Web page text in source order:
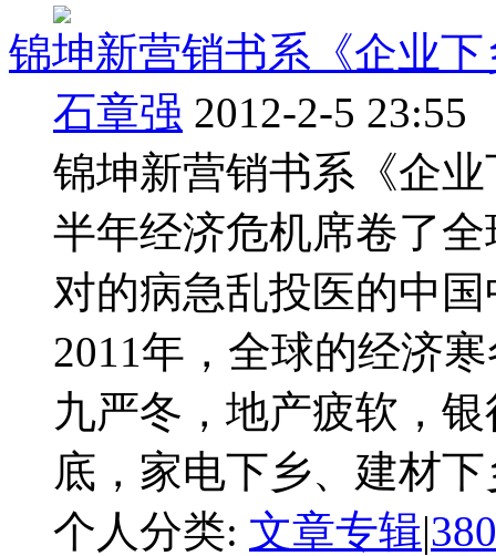
锦坤新营销书系《企业
石章强 2012-2-5 23:55
锦坤新营销书系《企
半年经济危机席卷了
对的病急乱投医的中
2011年，全球的经济
九严冬，地产疲软，
底，家电下乡、建材
个人分类: 文章专辑|